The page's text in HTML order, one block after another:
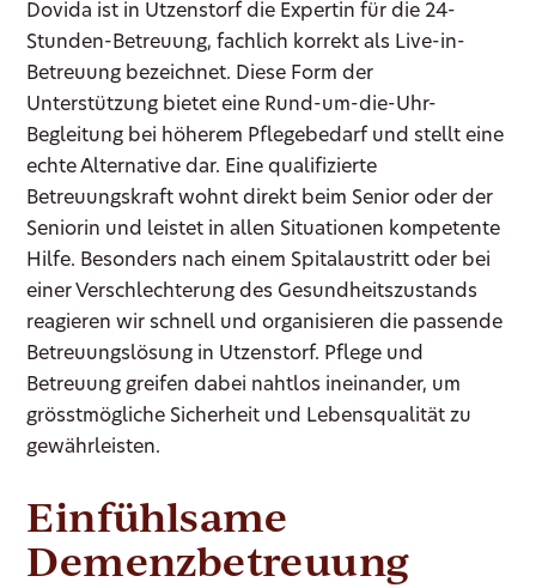
Dovida ist in Utzenstorf die Expertin für die 24-
Stunden-Betreuung, fachlich korrekt als Live-in-
Betreuung bezeichnet. Diese Form der
Unterstützung bietet eine Rund-um-die-Uhr-
Begleitung bei höherem Pflegebedarf und stellt eine
echte Alternative dar. Eine qualifizierte
Betreuungskraft wohnt direkt beim Senior oder der
Seniorin und leistet in allen Situationen kompetente
Hilfe. Besonders nach einem Spitalaustritt oder bei
einer Verschlechterung des Gesundheitszustands
reagieren wir schnell und organisieren die passende
Betreuungslösung in Utzenstorf. Pflege und
Betreuung greifen dabei nahtlos ineinander, um
grösstmögliche Sicherheit und Lebensqualität zu
gewährleisten.
Einfühlsame
Demenzbetreuung